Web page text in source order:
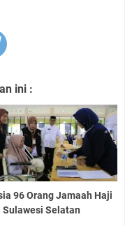
ini :
96 Orang Jamaah Haji
Sulawesi Selatan